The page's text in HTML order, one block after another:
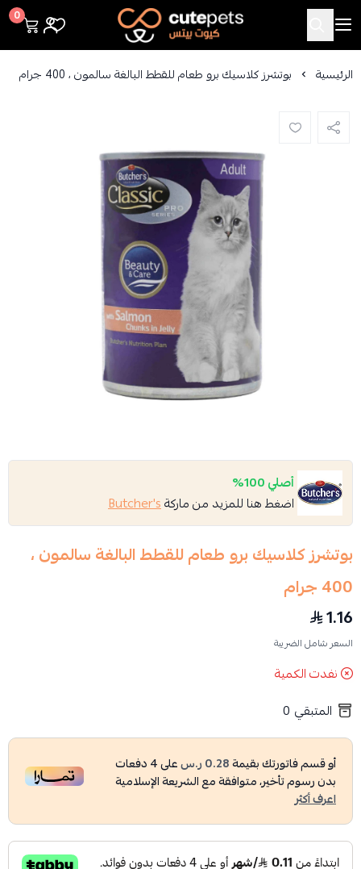
Cutepets
0
الرئيسية بوتشرز كلاسيك برو طعام للقطط البالغة سالمون ، 400 جرام
أصلي 100%
اضغط هنا للمزيد من ماركةButcher's
بوتشرز كلاسيك برو طعام للقطط البالغة سالمون ،
400 جرام
1.16
السعر شامل الضريبة
نفدت الكمية
المتبقي 0
أو قسم فاتورتك بقيمة0.28 ر.س على4دفعات
بدون رسوم تأخير، متوافقة مع الشريعة الإسلامية
اعرف أكثر